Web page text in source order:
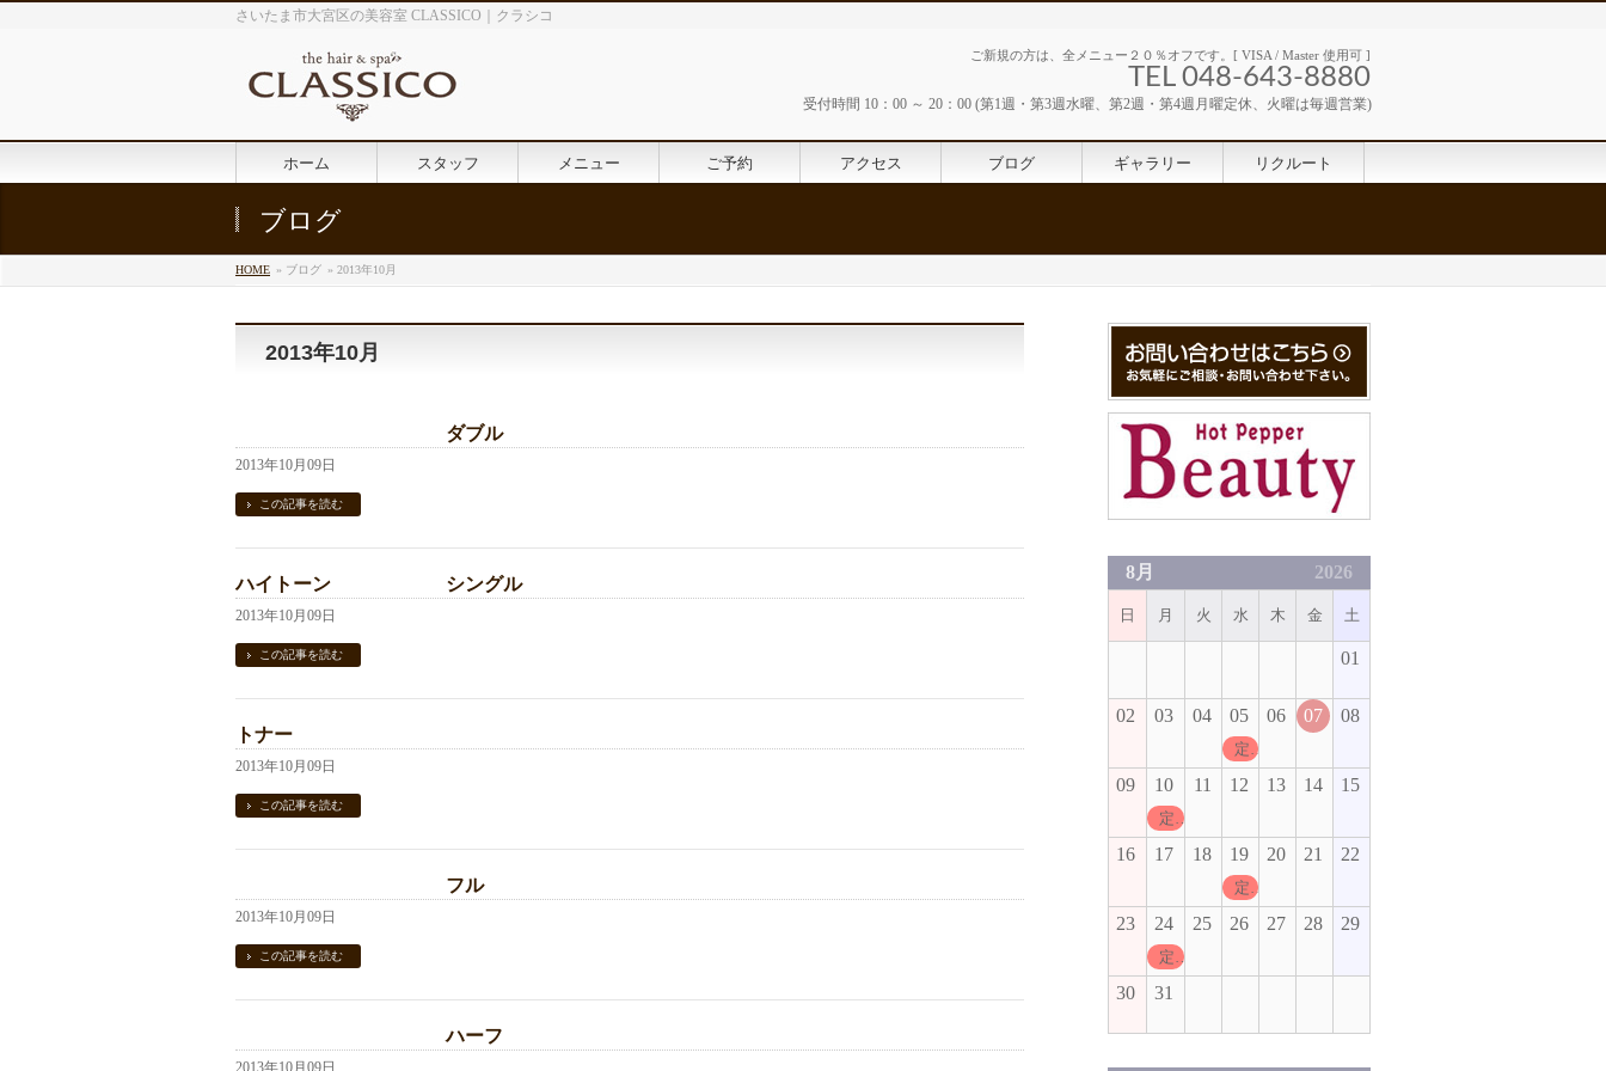
さいたま市大宮区の美容室 CLASSICO｜クラシコ
ご新規の方は、全メニュー２０％オフです。[ VISA / Master 使用可 ]
TEL 048-643-8880
受付時間 10：00 ～ 20：00 (第1週・第3週水曜、第2週・第4週月曜定休、火曜は毎週営業)
ホーム スタッフ メニュー ご予約 アクセス ブログ ギャラリー リクルート
ブログ
HOME » ブログ » 2013年10月
2013年10月
ダブル
2013年10月09日
この記事を読む
ハイトーン シングル
2013年10月09日
この記事を読む
トナー
2013年10月09日
この記事を読む
フル
2013年10月09日
この記事を読む
ハーフ
2013年10月09日
8月 2026
日 月 火 水 木 金 土
01
02 03 04 05
定休日
06 07 08
09 10
定休日
11 12 13 14 15
16 17 18 19
定休日
20 21 22
23 24
定休日
25 26 27 28 29
30 31